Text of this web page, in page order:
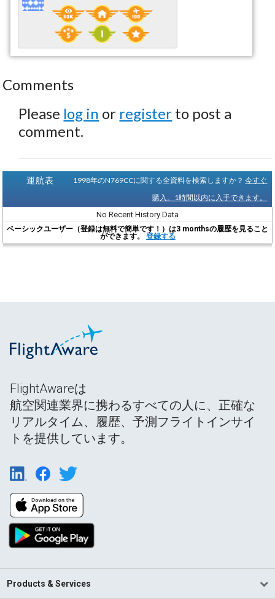
Comments
Please log in or register to post a
comment.
運航表 1998年のN769CCに関する全資料を検索しますか？今すぐ
購入。1時間以内に入手できます。
No Recent History Data
ベーシックユーザー（登録は無料で簡単です！）は3 monthsの履歴を見ること
ができます。 登録する
FlightAwareは
航空関連業界に携わるすべての人に、正確な
リアルタイム、履歴、予測フライトインサイ
トを提供しています。
Products & Services